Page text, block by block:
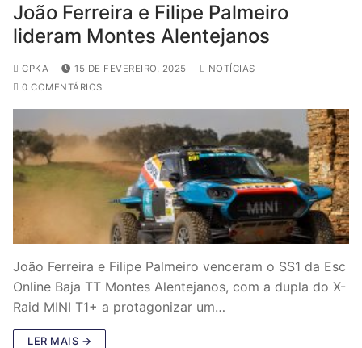
João Ferreira e Filipe Palmeiro
lideram Montes Alentejanos
CPKA 15 DE FEVEREIRO, 2025
NOTÍCIAS
0 COMENTÁRIOS
João Ferreira e Filipe Palmeiro venceram o SS1 da Esc
Online Baja TT Montes Alentejanos, com a dupla do X-
Raid MINI T1+ a protagonizar um…
LER MAIS →